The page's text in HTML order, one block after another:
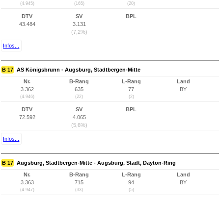
(4.945) (165) (20)
DTV
43.484
SV
3.131
(7,2%)
BPL
Infos...
B 17 AS Königsbrunn - Augsburg, Stadtbergen-Mitte
Nr.
3.362
(4.946)
B-Rang
635
(22)
L-Rang
77
(2)
Land
BY
DTV
72.592
SV
4.065
(5,6%)
BPL
Infos...
B 17 Augsburg, Stadtbergen-Mitte - Augsburg, Stadt, Dayton-Ring
Nr.
3.363
(4.947)
B-Rang
715
(33)
L-Rang
94
(5)
Land
BY